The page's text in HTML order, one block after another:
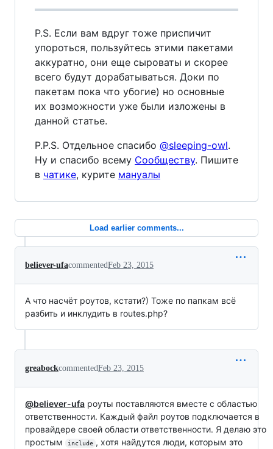
P.S. Если вам вдруг тоже приспичит
упороться, пользуйтесь этими пакетами
аккуратно, они еще сыроваты и скорее
всего будут дорабатываться. Доки по
пакетам пока что убогие) но основные
их возможности уже были изложены в
данной статье.
P.P.S. Отдельное спасибо @sleeping-owl.
Ну и спасибо всему Cooбществу. Пишите
в чатике, курите мануалы
Load earlier comments...
believer-ufacommentedFeb 23, 2015
А что насчёт роутов, кстати?) Тоже по папкам всё
разбить и инклудить в routes.php?
greabockcommentedFeb 23, 2015
@believer-ufa роуты поставляются вместе с областью
ответственности. Каждый файл роутов подключается в
провайдере своей области ответственности. Я делаю это
простым
include , хотя найдутся люди, которым это